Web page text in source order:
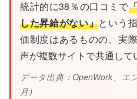
統計的に38％の口コミで
した昇給がない」という
価制度はあるものの、実
声が複数サイトで共通して
データ出典：OpenWork、エ
月）